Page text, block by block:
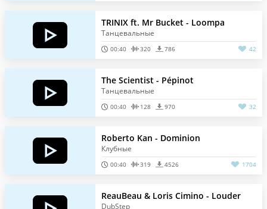
TRINIX ft. Mr Bucket - Loompa
Танцевальные
00:40 320 786 42
The Scientist - Pépinot
Танцевальные
00:40 128 970 32
Roberto Kan - Dominion
Клубные
00:40 319 4526 1704
ReauBeau & Loris Cimino - Louder
DubStep